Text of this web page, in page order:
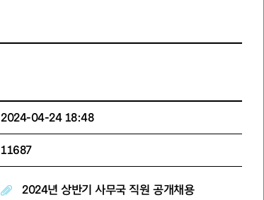
2024-04-24 18:48
11687
2024년 상반기 사무국 직원 공개채용